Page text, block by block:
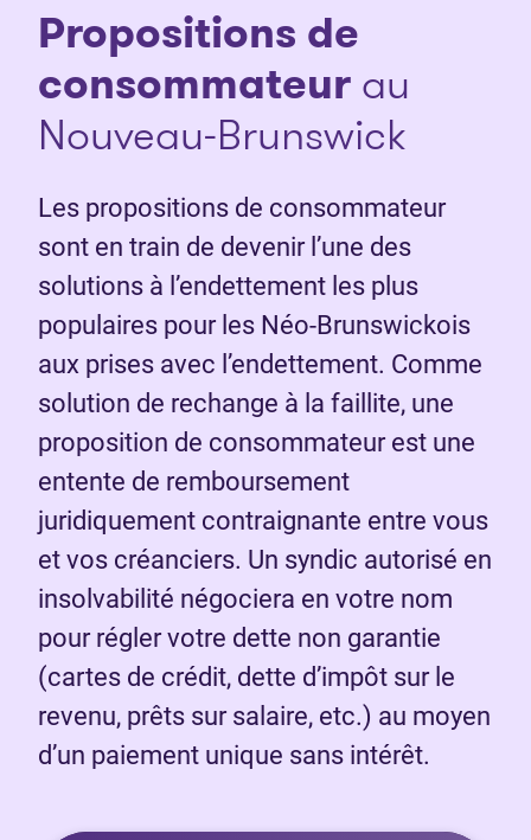
Propositions de
consommateurau
Nouveau-Brunswick
Les propositions de consommateur
sont en train de devenir l’une des
solutions à l’endettement les plus
populaires pour les Néo-Brunswickois
aux prises avec l’endettement. Comme
solution de rechange à la faillite, une
proposition de consommateur est une
entente de remboursement
juridiquement contraignante entre vous
et vos créanciers. Un syndic autorisé en
insolvabilité négociera en votre nom
pour régler votre dette non garantie
(cartes de crédit, dette d’impôt sur le
revenu, prêts sur salaire, etc.) au moyen
d’un paiement unique sans intérêt.